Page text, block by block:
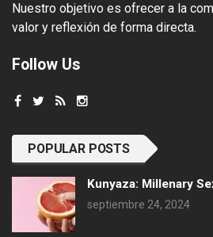
Nuestro objetivo es ofrecer a la
valor y reflexión de forma directa.
Follow Us
POPULAR POSTS
Kunyaza: Millenary
septiembre 24, 2024